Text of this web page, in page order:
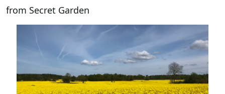
from Secret Garden